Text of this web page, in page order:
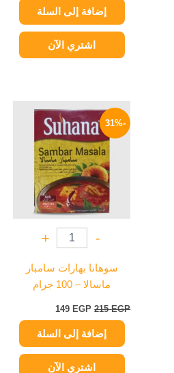
إضافة إلى السلة
اشتري الآن
-31%
-
+
سوهانا بهارات سامبار
ماسالا – 100 جرام
215EGP
الأصلي
هو:
215 EGP.
149 EGP
الحالي
هو:
149 EGP.
إضافة إلى السلة
اشتري الآن